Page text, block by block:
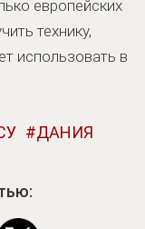
европейских
технику,
использовать в
ДАНИЯ